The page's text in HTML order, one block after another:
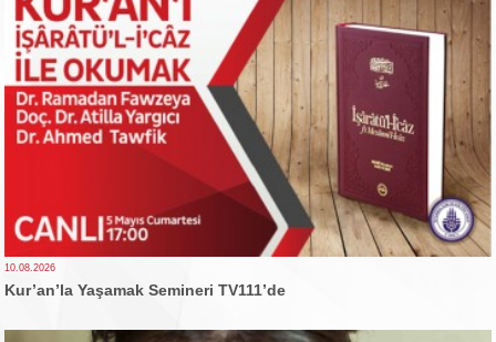
10.08.2026
Kur’an’la Yaşamak Semineri TV111’de